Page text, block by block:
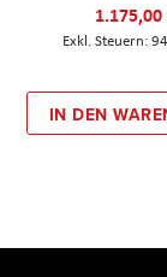
1.175,00
IN DEN